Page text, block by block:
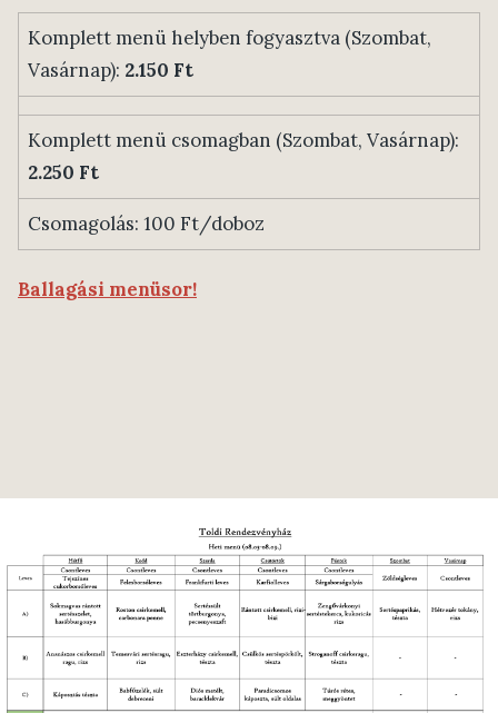
Komplett menü helyben fogyasztva (Szombat,
Vasárnap): 2.150 Ft
Komplett menü csomagban (Szombat, Vasárnap):
2.250 Ft
Csomagolás: 100 Ft/doboz
Ballagási menüsor!